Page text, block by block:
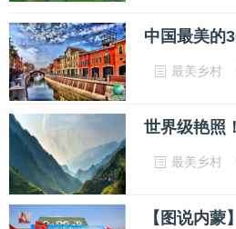
最美乡村
最美乡村